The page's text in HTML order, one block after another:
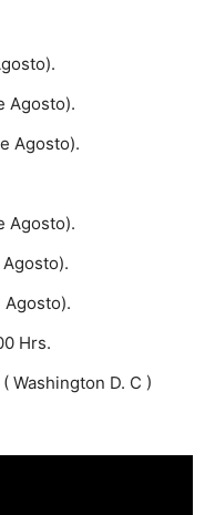
Agosto).
Agosto).
Agosto).
Agosto).
Hrs.
Washington D. C )